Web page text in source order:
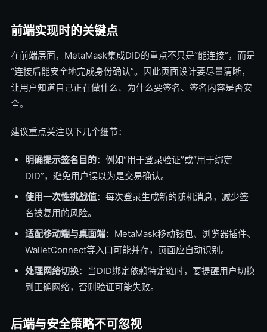
前端实现时的关键点
在前端层面，MetaMask集成DID的重点不只是“能连接”，而是
“连接后能安全地完成身份确认”。因此页面设计要尽量清晰，
让用户知道自己正在做什么、为什么要签名、签名内容是否安
全。
建议重点关注以下几个细节：
明确提示签名目的：例如“用于登录验证”或“用于绑定
DID”，避免用户误以为是交易确认。
使用一次性挑战值：每次登录生成新的随机消息，减少签
名被复用的风险。
适配移动端与桌面端：MetaMask移动钱包、浏览器插件、
WalletConnect等入口可能并存，页面应自动识别。
处理网络切换：当DID绑定依赖特定链时，要提醒用户切换
到正确网络，否则验证可能失败。
后端与安全策略不可忽视